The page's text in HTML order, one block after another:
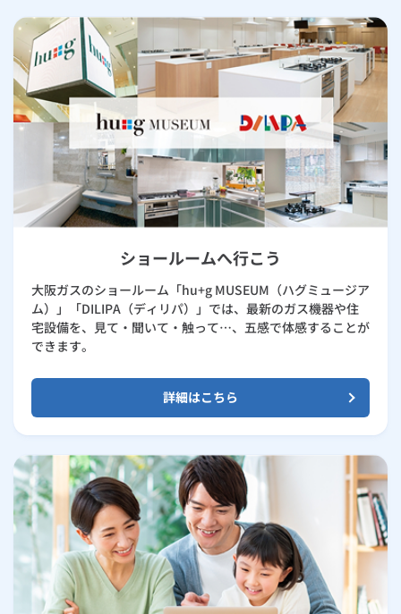
ショールームへ行こう
大阪ガスのショールーム「hu+g MUSEUM（ハグミュージア
ム）」「DILIPA（ディリパ）」では、最新のガス機器や住
宅設備を、見て・聞いて・触って…、五感で体感することが
できます。
詳細はこちら